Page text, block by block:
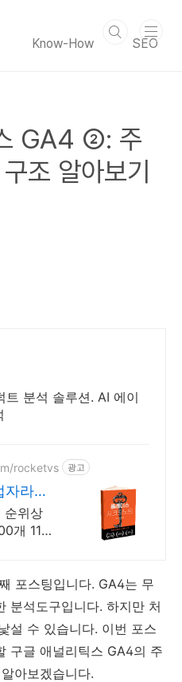
Know-How SEO
GA4 ②: 주
조 알아보기
트 분석 솔루션. AI 에이
rocketvs 광고
라면
순위상
개 11일
포스팅입니다. GA4는 무
분석도구입니다. 하지만 처
설 수 있습니다. 이번 포스
구글 애널리틱스 GA4의 주
아보겠습니다.